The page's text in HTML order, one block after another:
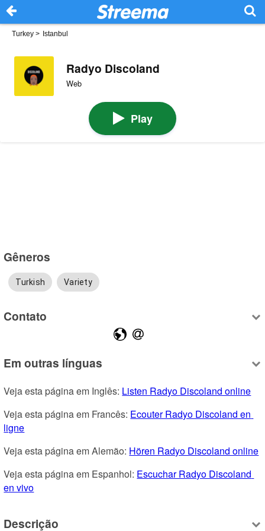
Turkey > Istanbul
Radyo Discoland
Web
Play
Gêneros
Turkish Variety
Contato
Em outras línguas
Veja esta página em Inglês: Listen Radyo Discoland online
Veja esta página em Francês: Ecouter Radyo Discoland en
ligne
Veja esta página em Alemão: Hören Radyo Discoland online
Veja esta página em Espanhol: Escuchar Radyo Discoland
en vivo
Descrição